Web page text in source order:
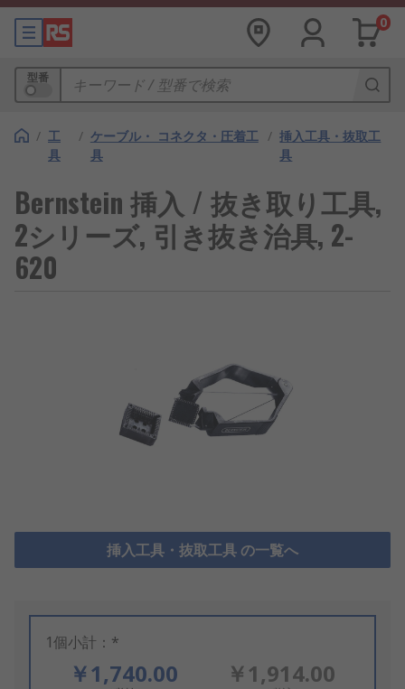
0
型番
/ 工
具
/ ケーブル・ コネクタ・圧着工
具
/ 挿入工具・抜取工
具
Bernstein 挿入 / 抜き取り工具,
2シリーズ, 引き抜き治具, 2-
620
挿入工具・抜取工具 の一覧へ
1個小計：*
￥1,740.00 ￥1,914.00